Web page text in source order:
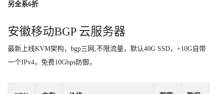
另全系6折
安徽移动BGP 云服务器
最新上线KVM架构，bgp三网,不限流量，默认40G SSD，+10G自带
一个IPv4，免费10Gbps防御，